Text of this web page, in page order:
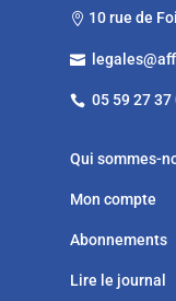
 10 rue de

 05 59 27 37
Qui sommes-
Mon compte
Abonnements
Lire le journal